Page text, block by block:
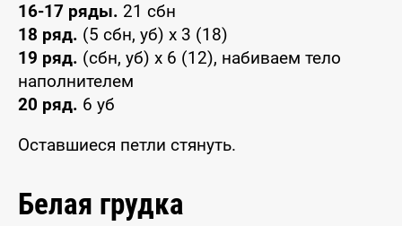
16-17 ряды. 21 сбн
18 ряд. (5 сбн, уб) x 3 (18)
19 ряд. (сбн, уб) x 6 (12), набиваем тело
наполнителем
20 ряд. 6 уб
Оставшиеся петли стянуть.
Белая грудка